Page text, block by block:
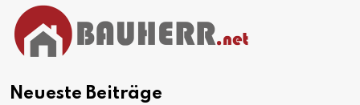
Neueste Beiträge